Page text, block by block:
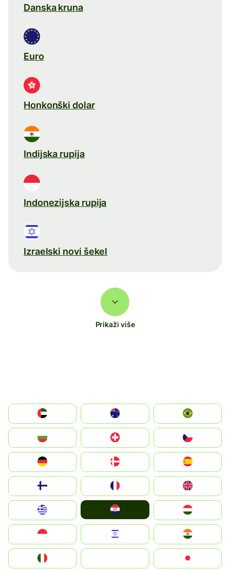
Danska kruna
Euro
Honkonški dolar
Indijska rupija
Indonezijska rupija
Izraelski novi šekel
Prikaži više
الإمارات العربية المتحدة
Switzerland
Deutschland
United Kingdom
Magyarország